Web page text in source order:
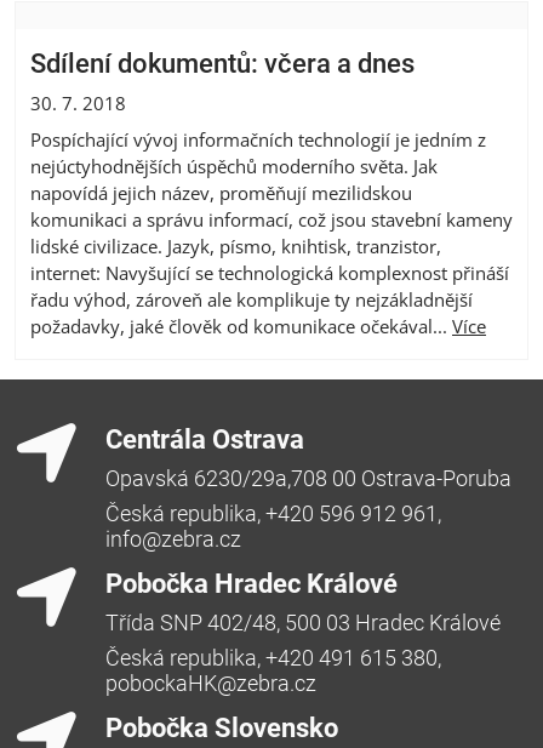
Sdílení dokumentů: včera a dnes
30. 7. 2018
Pospíchající vývoj informačních technologií je jedním z
nejúctyhodnějších úspěchů moderního světa. Jak
napovídá jejich název, proměňují mezilidskou
komunikaci a správu informací, což jsou stavební kameny
lidské civilizace. Jazyk, písmo, knihtisk, tranzistor,
internet: Navyšující se technologická komplexnost přináší
řadu výhod, zároveň ale komplikuje ty nejzákladnější
požadavky, jaké člověk od komunikace očekával... Více
Centrála Ostrava
Opavská 6230/29a,708 00 Ostrava-Poruba
Česká republika, +420 596 912 961,
info@zebra.cz
Pobočka Hradec Králové
Třída SNP 402/48, 500 03 Hradec Králové
Česká republika, +420 491 615 380,
pobockaHK@zebra.cz
Pobočka Slovensko